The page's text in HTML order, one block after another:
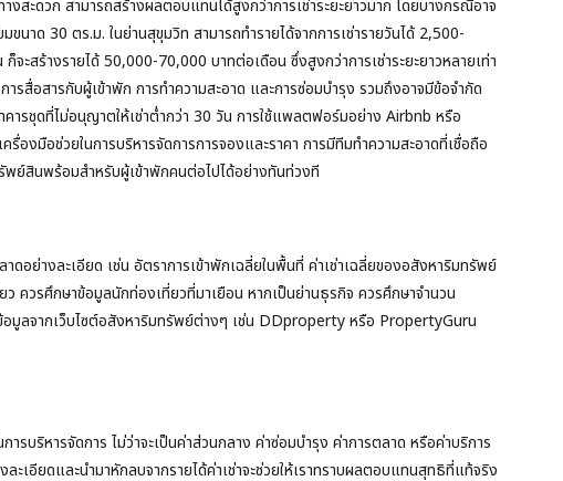
สะดวก สามารถสร้างผลตอบแทนได้สูงกว่าการเช่าระยะยาวมาก โดยบางกรณีอาจ
าด 30 ตร.ม. ในย่านสุขุมวิท สามารถทำรายได้จากการเช่ารายวันได้ 2,500-
สร้างรายได้ 50,000-70,000 บาทต่อเดือน ซึ่งสูงกว่าการเช่าระยะยาวหลายเท่า
รสื่อสารกับผู้เข้าพัก การทำความสะอาด และการซ่อมบำรุง รวมถึงอาจมีข้อจำกัด
คารชุดที่ไม่อนุญาตให้เช่าต่ำกว่า 30 วัน การใช้แพลตฟอร์มอย่าง Airbnb หรือ
องมือช่วยในการบริหารจัดการการจองและราคา การมีทีมทำความสะอาดที่เชื่อถือ
พย์สินพร้อมสำหรับผู้เข้าพักคนต่อไปได้อย่างทันท่วงที
ดอย่างละเอียด เช่น อัตราการเข้าพักเฉลี่ยในพื้นที่ ค่าเช่าเฉลี่ยของอสังหาริมทรัพย์
ควรศึกษาข้อมูลนักท่องเที่ยวที่มาเยือน หากเป็นย่านธุรกิจ ควรศึกษาจำนวน
มูลจากเว็บไซต์อสังหาริมทรัพย์ต่างๆ เช่น DDproperty หรือ PropertyGuru
ารบริหารจัดการ ไม่ว่าจะเป็นค่าส่วนกลาง ค่าซ่อมบำรุง ค่าการตลาด หรือค่าบริการ
ะเอียดและนำมาหักลบจากรายได้ค่าเช่าจะช่วยให้เราทราบผลตอบแทนสุทธิที่แท้จริง